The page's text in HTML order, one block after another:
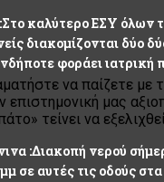
καλύτερο ΕΣΥ όλων
διακομίζονται δύο
φοράει ιατρική
να παίζετε με
επιστημονική μας
τείνει να εξελιχθεί
:Διακοπή νερού
σε αυτές τις οδούς